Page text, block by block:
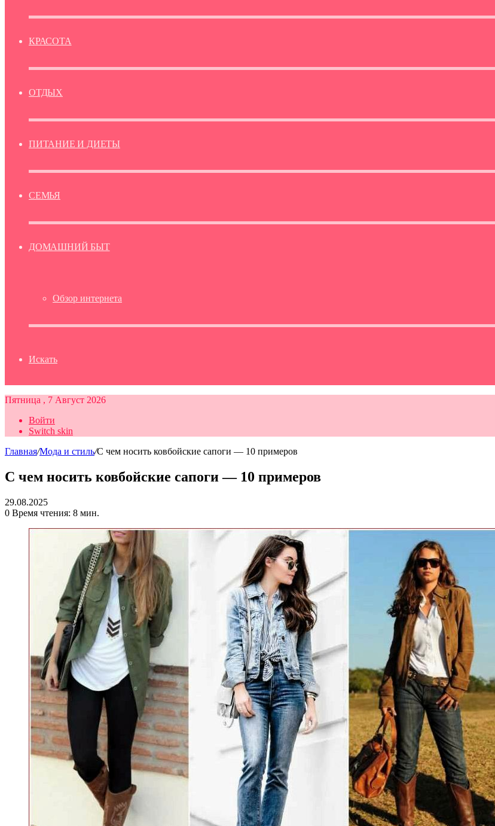
КРАСОТА
ОТДЫХ
ПИТАНИЕ И ДИЕТЫ
СЕМЬЯ
ДОМАШНИЙ БЫТ
Обзор интернета
Искать
Пятница , 7 Август 2026
Войти
Switch skin
Главная/Мода и стиль/С чем носить ковбойские сапоги — 10 примеров
С чем носить ковбойские сапоги — 10 примеров
29.08.2025
0 Время чтения: 8 мин.